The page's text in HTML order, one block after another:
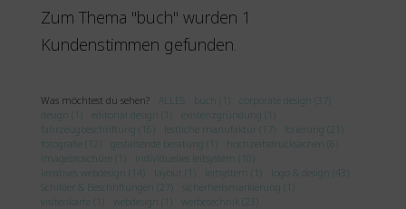
Zum Thema "buch" wurden 1
Kundenstimmen gefunden.
Was möchtest du sehen? ALLES buch (1)
corporate design (37)
design (1)
editorial design (1)
existenzgründung (1)
fahrzeugbeschriftung (16)
festliche manufaktur (17)
folierung (21)
fotografie (12)
gestaltende beratung (1)
hochzeitsdrucksachen (6)
imagebroschüre (1)
individuelles leitsystem (10)
kreatives webdesign (14)
layout (1) leitsystem (1)
logo & design (43)
Schilder & Beschriftungen (27)
sicherheitsmarkierung (1)
visitenkarte (1)
webdesign (1) werbetechnik (23)